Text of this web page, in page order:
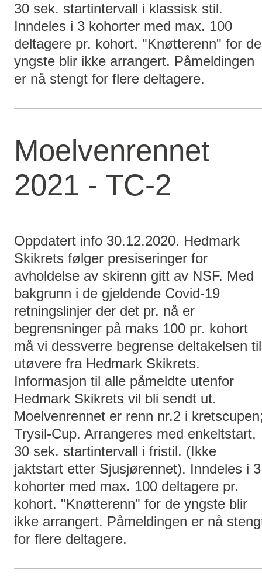
30 sek. startintervall i klassisk stil.
Inndeles i 3 kohorter med max. 100
deltagere pr. kohort. "Knøtterenn" for de
yngste blir ikke arrangert. Påmeldingen
er nå stengt for flere deltagere.
Moelvenrennet
2021 - TC-2
Oppdatert info 30.12.2020. Hedmark
Skikrets følger presiseringer for
avholdelse av skirenn gitt av NSF. Med
bakgrunn i de gjeldende Covid-19
retningslinjer der det pr. nå er
begrensninger på maks 100 pr. kohort
må vi dessverre begrense deltakelsen til
utøvere fra Hedmark Skikrets.
Informasjon til alle påmeldte utenfor
Hedmark Skikrets vil bli sendt ut.
Moelvenrennet er renn nr.2 i
Trysil-Cup. Arrangeres med enkeltstart,
30 sek. startintervall i fristil. (Ikke
jaktstart etter Sjusjørennet). Inndeles i 3
kohorter med max. 100 deltagere pr.
kohort. "Knøtterenn" for de yngste blir
ikke arrangert. Påmeldingen er nå
for flere deltagere.